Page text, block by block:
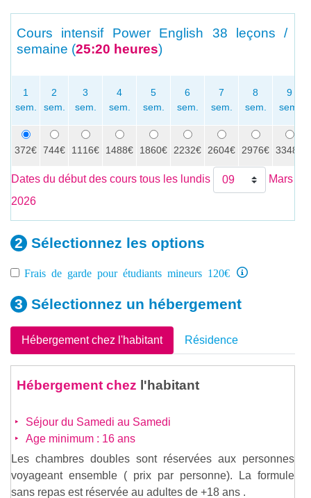
Cours intensif Power English 38 leçons /
semaine (25:20 heures)
1
sem.
2
sem.
3
sem.
4
sem.
5
sem.
6
sem.
7
sem.
8
sem.
9
sem.
372€ 744€ 1116€ 1488€ 1860€ 2232€ 2604€ 2976€ 3348€
Dates du début des cours tous les lundis
Mars
2026
Sélectionnez les options
Frais de garde pour étudiants mineurs 120€
Sélectionnez un hébergement
Hébergement chez l'habitant Résidence
Hébergement chez l'habitant
Séjour du Samedi au Samedi
Age minimum : 16 ans
Les chambres doubles sont réservées aux personnes
voyageant ensemble ( prix par personne). La formule
sans repas est réservée au adultes de +18 ans .